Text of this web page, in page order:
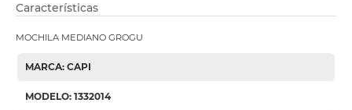
Características
MOCHILA MEDIANO GROGU
MARCA: CAPI
MODELO: 1332014